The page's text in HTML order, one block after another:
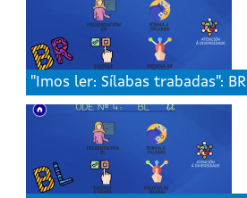
"Imos ler: Sílabas trabadas": BR